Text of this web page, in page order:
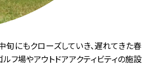
旬にもクローズしていき、遅れてきた春
フ場やアウトドアアクティビティの施設